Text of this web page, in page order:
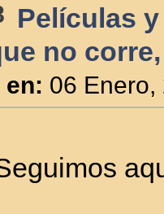
Películas
no
en: 06 Enero,